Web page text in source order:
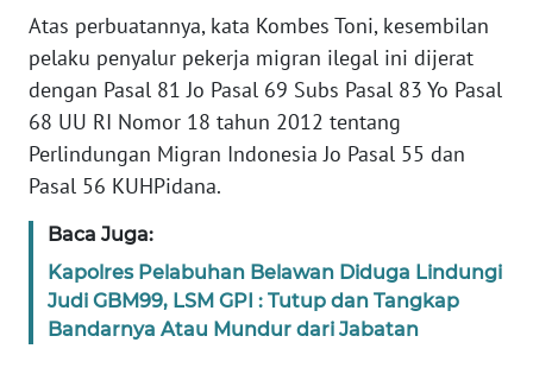
Atas perbuatannya, kata Kombes Toni, kesembilan
pelaku penyalur pekerja migran ilegal ini dijerat
dengan Pasal 81 Jo Pasal 69 Subs Pasal 83 Yo Pasal
68 UU RI Nomor 18 tahun 2012 tentang
Perlindungan Migran Indonesia Jo Pasal 55 dan
Pasal 56 KUHPidana.
Baca Juga:
Kapolres Pelabuhan Belawan Diduga Lindungi
Judi GBM99, LSM GPI : Tutup dan Tangkap
Bandarnya Atau Mundur dari Jabatan
News
Regional
WN
SUMUT
WN
WN
JABAR